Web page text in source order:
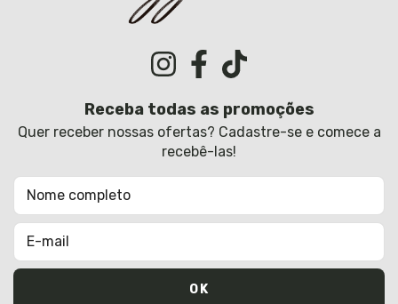
Receba todas as promoções
Quer receber nossas ofertas? Cadastre-se e comece a
recebê-las!